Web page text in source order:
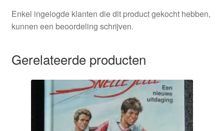
Enkel ingelogde klanten die dit product gekocht hebben,
kunnen een beoordeling schrijven.
Gerelateerde producten